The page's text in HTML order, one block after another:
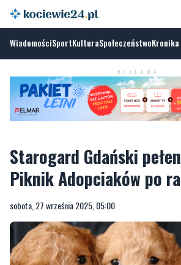
WiadomościSportKulturaSpołeczeństwo
REKLAMA
Starogard Gdański
Piknik Adopciaków po
sobota, 27 września 2025, 05:00